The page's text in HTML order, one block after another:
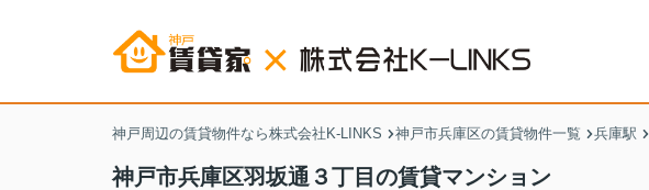
神戸周辺の賃貸物件なら株式会社K-LINKS 神戸市兵庫区の賃貸物件一覧 兵庫駅
神戸市兵庫区羽坂通３丁目の賃貸マンション